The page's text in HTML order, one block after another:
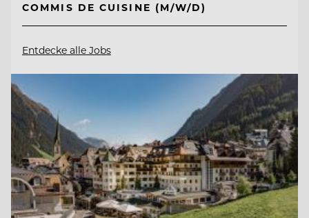
COMMIS DE CUISINE (M/W/D)
Entdecke alle Jobs